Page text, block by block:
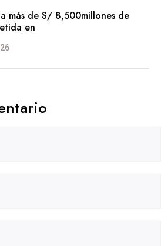
más de S/ 8,500millones de
en